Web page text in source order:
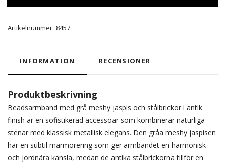
Artikelnummer: 8457
INFORMATION RECENSIONER
Produktbeskrivning
Beadsarmband med grå meshy jaspis och stålbrickor i antik
finish är en sofistikerad accessoar som kombinerar naturliga
stenar med klassisk metallisk elegans. Den gråa meshy jaspisen
har en subtil marmorering som ger armbandet en harmonisk
och jordnära känsla, medan de antika stålbrickorna tillför en